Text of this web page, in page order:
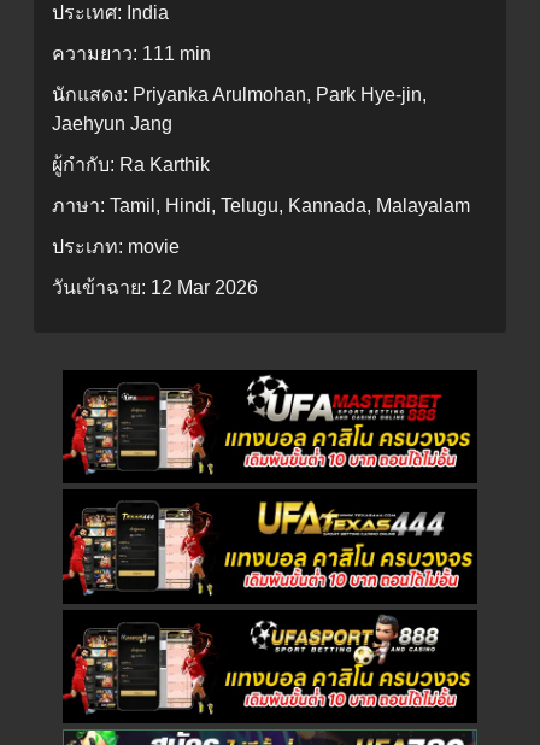
ประเทศ: India
ความยาว: 111 min
นักแสดง: Priyanka Arulmohan, Park Hye-jin,
Jaehyun Jang
ผู้กำกับ: Ra Karthik
ภาษา: Tamil, Hindi, Telugu, Kannada, Malayalam
ประเภท: movie
วันเข้าฉาย: 12 Mar 2026